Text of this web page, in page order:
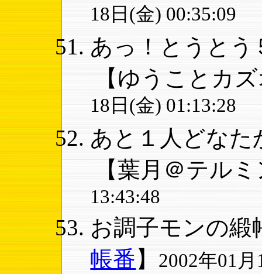
18日(金) 00:35:09
あっ！とうとう
【ゆうことカ
18日(金) 01:13:28
あと１人どなた
【葉月＠テル
13:43:48
お調子モンの緞
帳番 】 2002年01